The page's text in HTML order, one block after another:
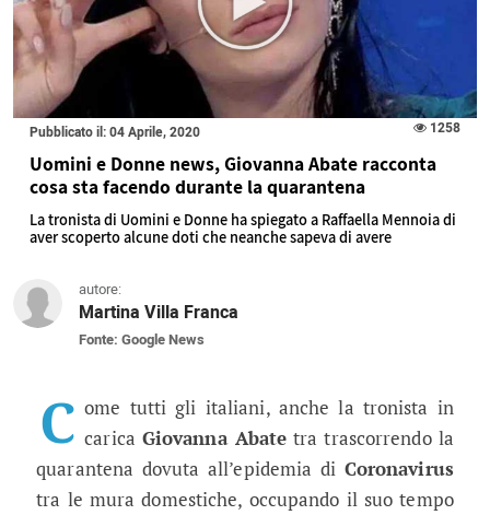
Pubblicato il: 04 Aprile, 2020 1258
Uomini e Donne news, Giovanna Abate racconta
cosa sta facendo durante la quarantena
La tronista di Uomini e Donne ha spiegato a Raffaella Mennoia di
aver scoperto alcune doti che neanche sapeva di avere
autore:
Martina Villa Franca
Fonte: Google News
Uomini e Donne news, Giovanna
C ome tutti gli italiani, anche la tronista in
carica Giovanna Abate tra trascorrendo la
quarantena dovuta all’epidemia di Coronavirus
tra le mura domestiche, occupando il suo tempo